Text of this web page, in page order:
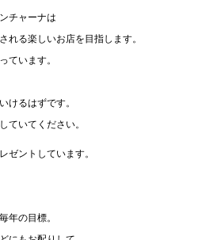
チャーナは
れる楽しいお店を目指します。
ています。
けるはずです。
ていてください。
ゼントしています。
年の目標。